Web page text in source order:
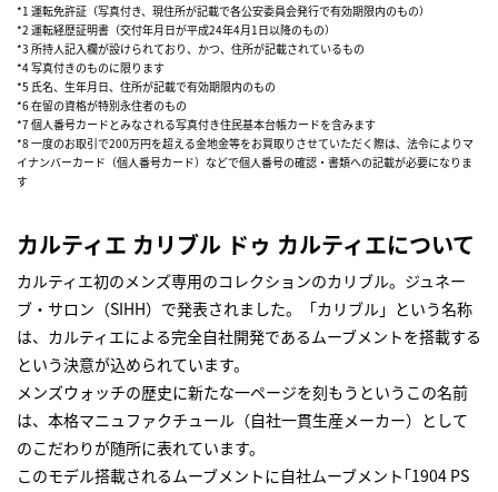
*1 運転免許証（写真付き、現住所が記載で各公安委員会発行で有効期限内のもの）
*2 運転経歴証明書（交付年月日が平成24年4月1日以降のもの）
*3 所持人記入欄が設けられており、かつ、住所が記載されているもの
*4 写真付きのものに限ります
*5 氏名、生年月日、住所が記載で有効期限内のもの
*6 在留の資格が特別永住者のもの
*7 個人番号カードとみなされる写真付き住民基本台帳カードを含みます
*8 一度のお取引で200万円を超える金地金等をお買取りさせていただく際は、法令によりマ
イナンバーカード（個人番号カード）などで個人番号の確認・書類への記載が必要になりま
す
カルティエ カリブル ドゥ カルティエについて
カルティエ初のメンズ専用のコレクションのカリブル。ジュネー
ブ・サロン（SIHH）で発表されました。「カリブル」という名称
は、カルティエによる完全自社開発であるムーブメントを搭載する
という決意が込められています。
メンズウォッチの歴史に新たな一ページを刻もうというこの名前
は、本格マニュファクチュール（自社一貫生産メーカー）として
のこだわりが随所に表れています。
このモデル搭載されるムーブメントに自社ムーブメント｢1904 PS